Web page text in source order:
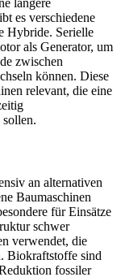
längere
es verschiedene
Hybride. Serielle
als Generator, um
zwischen
können. Diese
relevant, die eine
an alternativen
Baumaschinen
für Einsätze
schwer
verwendet, die
Biokraftstoffe sind
fossiler